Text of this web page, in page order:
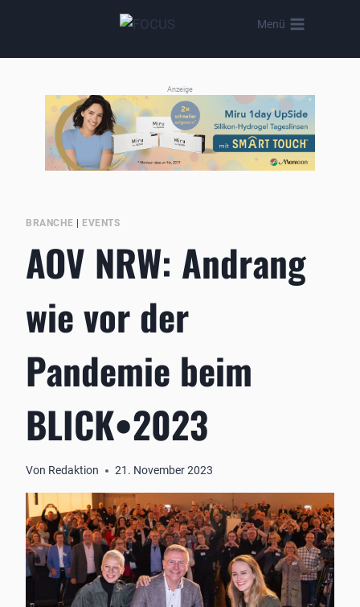
Menü
Anzeige
BRANCHE | EVENTS
AOV NRW: Andrang
wie vor der
Pandemie beim
BLICK•2023
Von Redaktion 21. November 2023